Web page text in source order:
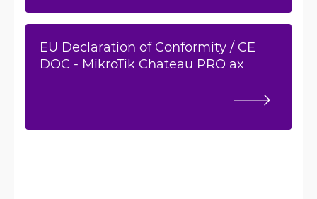
EU Declaration of Conformity / CE
DOC - MikroTik Chateau PRO ax